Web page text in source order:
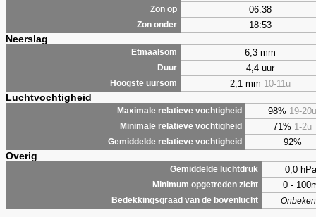
Zon op 06:38
Zon onder 18:53
Neerslag
Etmaalsom 6,3 mm
Duur 4,4 uur
Hoogste uursom 2,1 mm 10-11u
Luchtvochtigheid
Maximale relatieve vochtigheid 98% 19-20u
Minimale relatieve vochtigheid 71% 1-2u
Gemiddelde relatieve vochtigheid 92%
Overig
Gemiddelde luchtdruk 0,0 hPa
Minimum opgetreden zicht 0 -
Bedekkingsgraad van de bovenlucht